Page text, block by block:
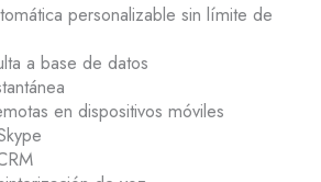
personalizable sin límite de
a base de datos
en dispositivos móviles